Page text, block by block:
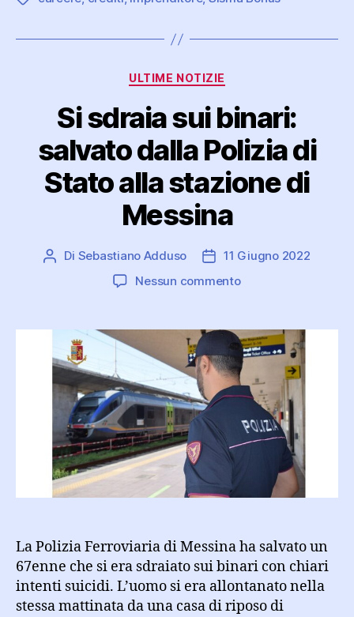
Categorie
ULTIME NOTIZIE
Si sdraia sui binari:
salvato dalla Polizia di
Stato alla stazione di
Messina
Autore
Di Sebastiano Adduso
Data11 Giugno 2022
Nessun commentosu
sui
binari:
salvato
dalla
Polizia
di
Stato
stazione
La Polizia Ferroviaria di Messina ha salvato un
67enne che si era sdraiato sui binari con chiari
intenti suicidi. L’uomo si era allontanato nella
stessa mattinata da una casa di riposo di